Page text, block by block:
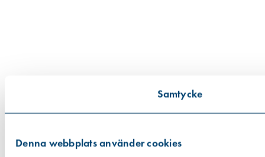
Samtycke
Denna webbplats använder cookies